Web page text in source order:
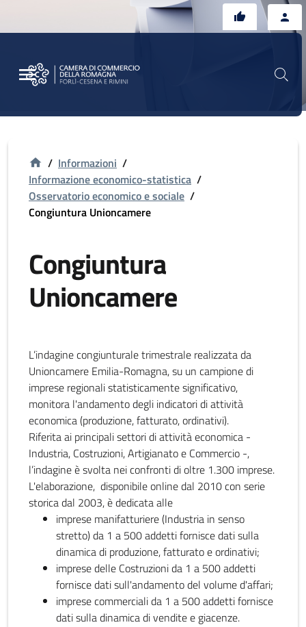
/ Informazioni /
Informazione economico-statistica /
Osservatorio economico e sociale /
Congiuntura Unioncamere
Congiuntura
Unioncamere
L’indagine congiunturale trimestrale realizzata da
Unioncamere Emilia-Romagna, su un campione di
imprese regionali statisticamente significativo,
monitora l'andamento degli indicatori di attività
economica (produzione, fatturato, ordinativi).
Riferita ai principali settori di attività economica -
Industria, Costruzioni, Artigianato e Commercio -,
l’indagine è svolta nei confronti di oltre 1.300 imprese.
L'elaborazione, disponibile online dal 2010 con serie
storica dal 2003, è dedicata alle
imprese manifatturiere (Industria in senso
stretto) da 1 a 500 addetti fornisce dati sulla
dinamica di produzione, fatturato e ordinativi;
imprese delle Costruzioni da 1 a 500 addetti
fornisce dati sull'andamento del volume d'affari;
imprese commerciali da 1 a 500 addetti fornisce
dati sulla dinamica di vendite e giacenze.